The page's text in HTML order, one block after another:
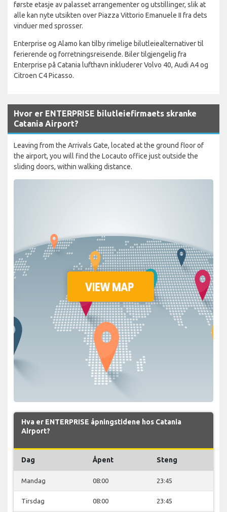
første etasje av palasset arrangementer og utstillinger, slik at
alle kan nyte utsikten over Piazza Vittorio Emanuele II fra dets
vinduer med sprosser.
Enterprise og Alamo kan tilby rimelige bilutleiealternativer til
ferierende og forretningsreisende. Biler tilgjengelig fra
Enterprise på Catania lufthavn inkluderer Volvo 40, Audi A4 og
Citroen C4 Picasso.
Hvor er ENTERPRISE bilutleiefirmaets skranke
Catania Airport?
Leaving from the Arrivals Gate, located at the ground floor of
the airport, you will find the Locauto office just outside the
sliding doors, within walking distance.
Hva er ENTERPRISE åpningstidene hos Catania
Airport?
Dag Åpent Steng
Mandag 08:00 23:45
Tirsdag 08:00 23:45